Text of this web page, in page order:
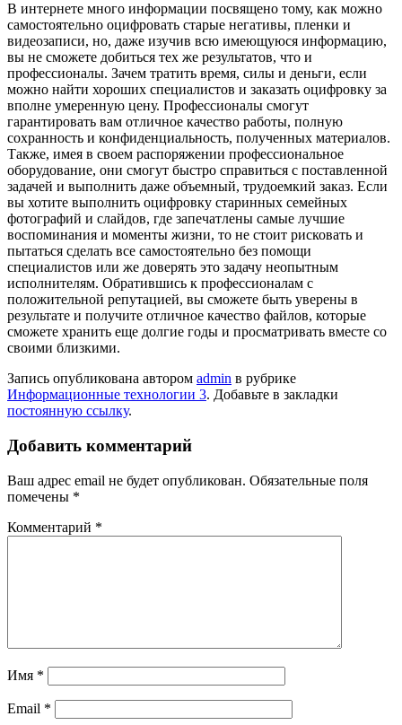
В интернете много информации посвящено тому, как можно
самостоятельно оцифровать старые негативы, пленки и
видеозаписи, но, даже изучив всю имеющуюся информацию,
вы не сможете добиться тех же результатов, что и
профессионалы. Зачем тратить время, силы и деньги, если
можно найти хороших специалистов и заказать оцифровку за
вполне умеренную цену. Профессионалы смогут
гарантировать вам отличное качество работы, полную
сохранность и конфиденциальность, полученных материалов.
Также, имея в своем распоряжении профессиональное
оборудование, они смогут быстро справиться с поставленной
задачей и выполнить даже объемный, трудоемкий заказ. Если
вы хотите выполнить оцифровку старинных семейных
фотографий и слайдов, где запечатлены самые лучшие
воспоминания и моменты жизни, то не стоит рисковать и
пытаться сделать все самостоятельно без помощи
специалистов или же доверять это задачу неопытным
исполнителям. Обратившись к профессионалам с
положительной репутацией, вы сможете быть уверены в
результате и получите отличное качество файлов, которые
сможете хранить еще долгие годы и просматривать вместе со
своими близкими.
Запись опубликована автором admin в рубрике
Информационные технологии 3. Добавьте в закладки
постоянную ссылку.
Добавить комментарий
Ваш адрес email не будет опубликован. Обязательные поля
помечены *
Комментарий *
Имя *
Email *